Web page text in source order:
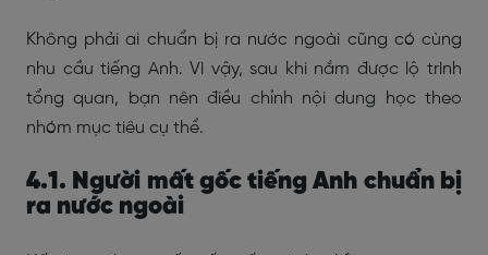
Không phải ai chuẩn bị ra nước ngoài cũng có cùng
nhu cầu tiếng Anh. Vì vậy, sau khi nắm được lộ trình
tổng quan, bạn nên điều chỉnh nội dung học theo
nhóm mục tiêu cụ thể.
4.1. Người mất gốc tiếng Anh chuẩn bị
ra nước ngoài